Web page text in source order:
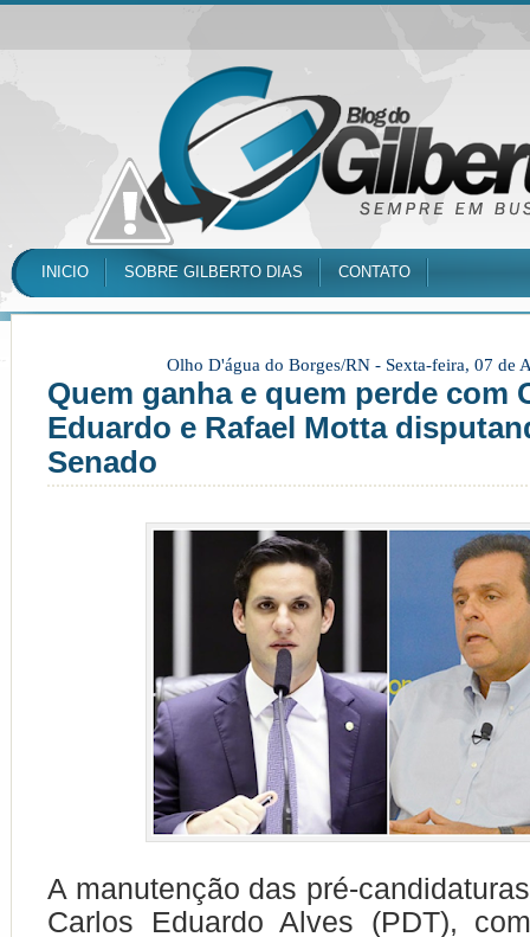
INICIO SOBRE GILBERTO DIAS CONTATO
Olho D'água do Borges/RN - Sexta-feira, 07 de
Quem ganha e quem perde com
Eduardo e Rafael Motta
Senado
A manutenção das pré-
Carlos Eduardo Alves (PDT),